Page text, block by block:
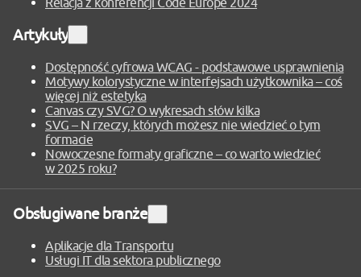
Artykuły Rozwiń
sekcję
Dostępność cyfrowa WCAG - podstawowe usprawnienia
Motywy kolorystyczne w interfejsach użytkownika – coś
więcej niż estetyka
Canvas czy SVG? O wykresach słów kilka
SVG – N rzeczy, których możesz nie wiedzieć o tym
formacie
Nowoczesne formaty graficzne – co warto wiedzieć
w 2025 roku?
Obsługiwane branże Rozwiń
sekcję
Aplikacje dla Transportu
Usługi IT dla sektora publicznego